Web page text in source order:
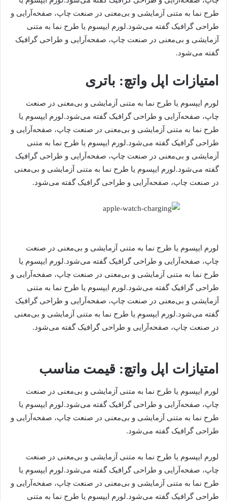
طرح‌ نما به متنی آزمایشی و بی‌معنی در صنعت چاپ، صفحه‌آرایی و
طراحی گرافیک گفته می‌شود.لورم ایپسوم یا طرح‌ نما به متنی
آزمایشی و بی‌معنی در صنعت چاپ، صفحه‌آرایی و طراحی گرافیک
گفته می‌شود.
امتیازات اپل واتچ: باتری
لورم ایپسوم یا طرح‌ نما به متنی آزمایشی و بی‌معنی در صنعت
چاپ، صفحه‌آرایی و طراحی گرافیک گفته می‌شود.لورم ایپسوم یا
طرح‌ نما به متنی آزمایشی و بی‌معنی در صنعت چاپ، صفحه‌آرایی و
طراحی گرافیک گفته می‌شود.لورم ایپسوم یا طرح‌ نما به متنی
آزمایشی و بی‌معنی در صنعت چاپ، صفحه‌آرایی و طراحی گرافیک
گفته می‌شود.لورم ایپسوم یا طرح‌ نما به متنی آزمایشی و بی‌معنی
در صنعت چاپ، صفحه‌آرایی و طراحی گرافیک گفته می‌شود.
لورم ایپسوم یا طرح‌ نما به متنی آزمایشی و بی‌معنی در صنعت
چاپ، صفحه‌آرایی و طراحی گرافیک گفته می‌شود.لورم ایپسوم یا
طرح‌ نما به متنی آزمایشی و بی‌معنی در صنعت چاپ، صفحه‌آرایی و
طراحی گرافیک گفته می‌شود.لورم ایپسوم یا طرح‌ نما به متنی
آزمایشی و بی‌معنی در صنعت چاپ، صفحه‌آرایی و طراحی گرافیک
گفته می‌شود.لورم ایپسوم یا طرح‌ نما به متنی آزمایشی و بی‌معنی
در صنعت چاپ، صفحه‌آرایی و طراحی گرافیک گفته می‌شود.
امتیازات اپل واتچ: قیمت مناسب
لورم ایپسوم یا طرح‌ نما به متنی آزمایشی و بی‌معنی در صنعت
چاپ، صفحه‌آرایی و طراحی گرافیک گفته می‌شود.لورم ایپسوم یا
طرح‌ نما به متنی آزمایشی و بی‌معنی در صنعت چاپ، صفحه‌آرایی و
طراحی گرافیک گفته می‌شود.
لورم ایپسوم یا طرح‌ نما به متنی آزمایشی و بی‌معنی در صنعت
چاپ، صفحه‌آرایی و طراحی گرافیک گفته می‌شود.لورم ایپسوم یا
طرح‌ نما به متنی آزمایشی و بی‌معنی در صنعت چاپ، صفحه‌آرایی و
طراحی گرافیک گفته می‌شود.لورم ایپسوم یا طرح‌ نما به متنی